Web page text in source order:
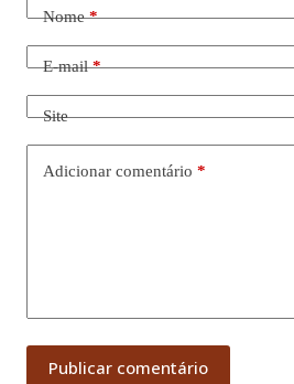
Nome*
E-mail*
Site
Adicionar comentário *
Publicar comentário